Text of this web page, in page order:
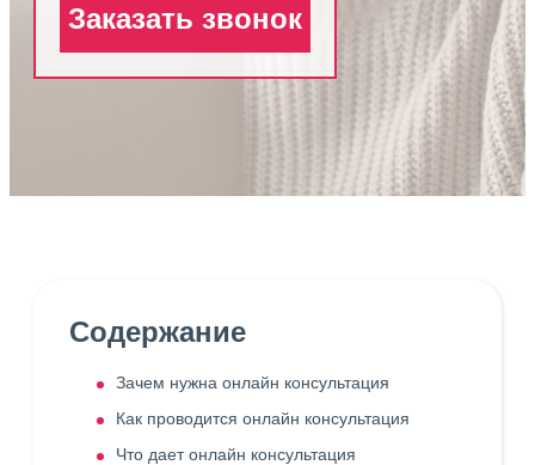
Заказать звонок
Содержание
Зачем нужна онлайн консультация
Как проводится онлайн консультация
Что дает онлайн консультация